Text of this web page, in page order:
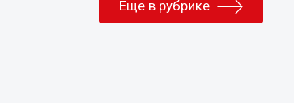
Еще в рубрике